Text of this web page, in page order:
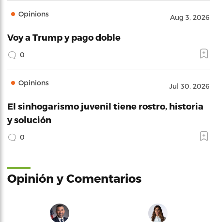
Opinions Aug 3, 2026
Voy a Trump y pago doble
0
Opinions Jul 30, 2026
El sinhogarismo juvenil tiene rostro, historia
y solución
0
Opinión y Comentarios